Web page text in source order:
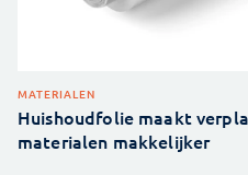
MATERIALEN
Huishoudfolie maakt
materialen makkelijker